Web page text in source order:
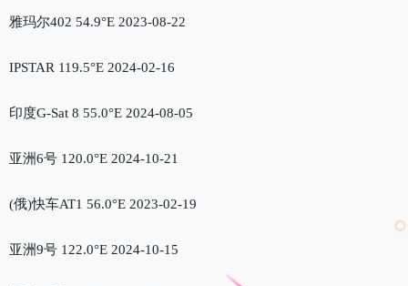
雅玛尔402 54.9°E 2023-08-22
IPSTAR 119.5°E 2024-02-16
印度G-Sat 8 55.0°E 2024-08-05
亚洲6号 120.0°E 2024-10-21
(俄)快车AT1 56.0°E 2023-02-19
亚洲9号 122.0°E 2024-10-15